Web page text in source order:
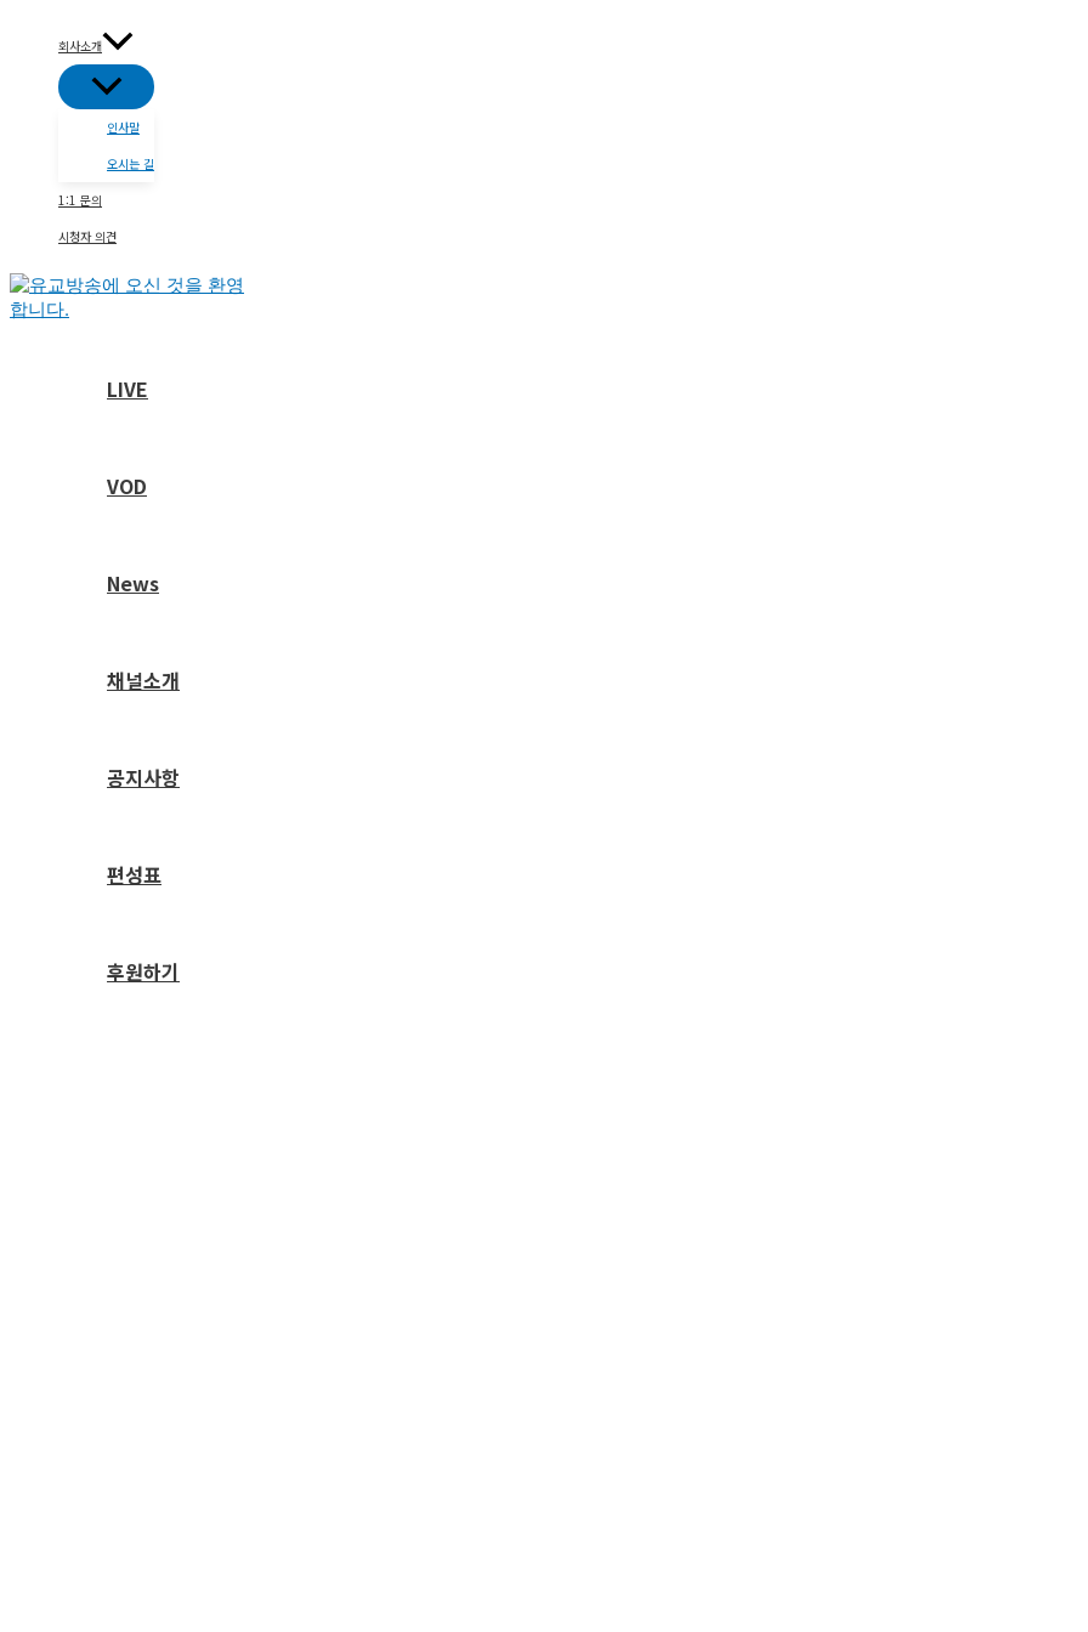
회사소개
메
뉴
인사말
오시는 길
1:1 문의
시청자 의견
LIVE
VOD
News
채널소개
공지사항
편성표
후원하기